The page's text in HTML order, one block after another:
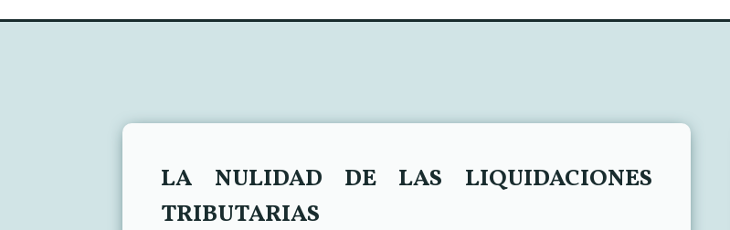
LA NULIDAD DE LAS LIQUIDACIONES
TRIBUTARIAS